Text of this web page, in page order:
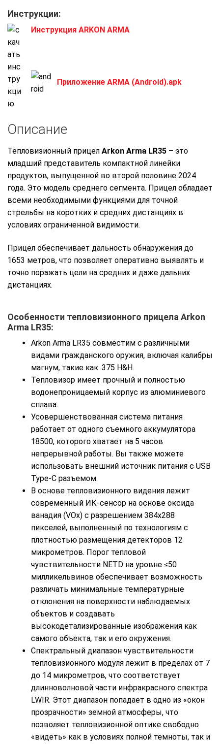
Инструкции:
Инструкция ARKON ARMA
Приложение ARMA (Android).apk
Описание
Тепловизионный прицел Arkon Arma LR35 – это
младший представитель компактной линейки
продуктов, выпущенной во второй половине 2024
года. Это модель среднего сегмента. Прицел обладает
всеми необходимыми функциями для точной
стрельбы на коротких и средних дистанциях в
условиях ограниченной видимости.
Прицел обеспечивает дальность обнаружения до
1653 метров, что позволяет оперативно выявлять и
точно поражать цели на средних и даже дальних
дистанциях.
Особенности тепловизионного прицела Arkon
Arma LR35:
Arkon Arma LR35 совместим с различными
видами гражданского оружия, включая калибры
магнум, такие как .375 H&H.
Тепловизор имеет прочный и полностью
водонепроницаемый корпус из алюминиевого
сплава.
Усовершенствованная система питания
работает от одного съемного аккумулятора
18500, которого хватает на 5 часов
непрерывной работы. Вы также можете
использовать внешний источник питания с USB
Type-C разъемом.
В основе тепловизионного видения лежит
современный ИК-сенсор на основе оксида
ванадия (VOx) с разрешением 384х288
пикселей, выполненный по технологиям с
плотностью размещения детекторов 12
микрометров. Порог тепловой
чувствительности NETD на уровне ≤50
милликельвинов обеспечивает возможность
различать минимальные температурные
отклонения на поверхности наблюдаемых
объектов и создавать
высокодетализированные изображения как
самого объекта, так и его окружения.
Спектральный диапазон чувствительности
тепловизионного модуля лежит в пределах от 7
до 14 микрометров, что соответствует
длинноволновой части инфракрасного спектра
LWIR. Этот диапазон попадает в одно из «окон
прозрачности» земной атмосферы, что
позволяет тепловизионной оптике свободно
«видеть» как в условиях полной темноты, так и